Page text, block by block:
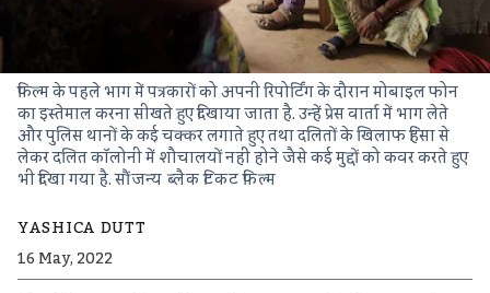
फिल्म के पहले भाग में पत्रकारों को अपनी रिपोर्टिंग के दौरान मोबाइल फोन
का इस्तेमाल करना सीखते हुए दिखाया जाता है. उन्हें प्रेस वार्ता में भाग लेते
और पुलिस थानों के कई चक्कर लगाते हुए तथा दलितों के खिलाफ हिंसा से
लेकर दलित कॉलोनी में शौचालयों नहीं होने जैसे कई मुद्दों को कवर करते हुए
भी दिखा गया है.सौंजन्य ब्लैक टिकट फिल्म
YASHICA DUTT
16 May, 2022